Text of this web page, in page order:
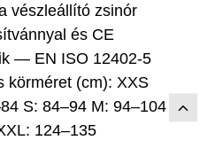
vészleállító zsinór
és CE
— EN ISO 12402-5
körméret (cm): XXS
S: 84–94 M: 94–104 L:
124–135